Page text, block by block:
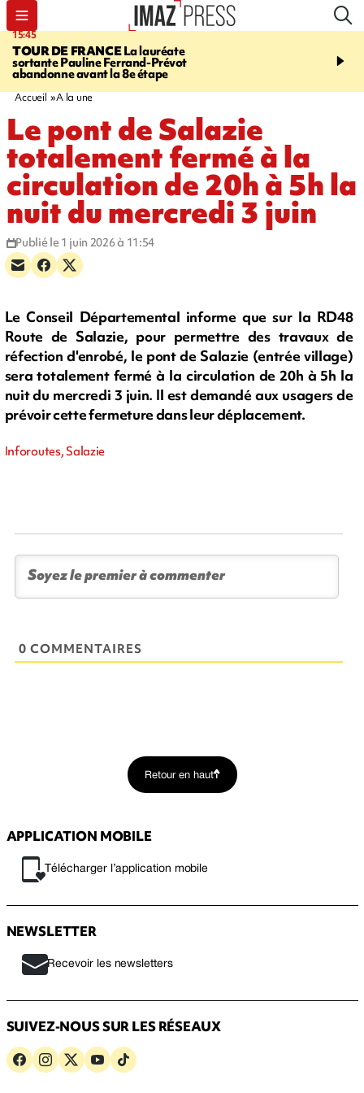
15:45
TOUR DE FRANCELa lauréate
sortante Pauline Ferrand-Prévot
abandonne avant la 8e étape
20:17
routière, concours de
Accueil A la une
Le pont de Salazie
totalement fermé à la
circulation de 20h à 5h la
nuit du mercredi 3 juin
Publié le 1 juin 2026 à 11:54
Le Conseil Départemental informe que sur la RD48
Route de Salazie, pour permettre des travaux de
réfection d'enrobé, le pont de Salazie (entrée village)
sera totalement fermé à la circulation de 20h à 5h la
nuit du mercredi 3 juin. Il est demandé aux usagers de
prévoir cette fermeture dans leur déplacement.
Inforoutes, Salazie
0 COMMENTAIRES
Retour en haut
APPLICATION MOBILE
Télécharger l’application mobile
NEWSLETTER
Recevoir les newsletters
SUIVEZ-NOUS SUR LES RÉSEAUX